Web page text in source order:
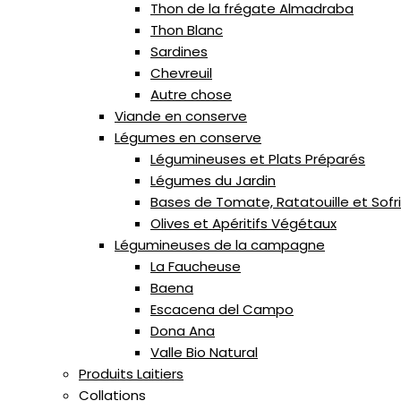
Thon de la frégate Almadraba
Thon Blanc
Sardines
Chevreuil
Autre chose
Viande en conserve
Légumes en conserve
Légumineuses et Plats Préparés
Légumes du Jardin
Bases de Tomate, Ratatouille et
Olives et Apéritifs Végétaux
Légumineuses de la campagne
La Faucheuse
Baena
Escacena del Campo
Dona Ana
Valle Bio Natural
Produits Laitiers
Collations
Hojiblanca